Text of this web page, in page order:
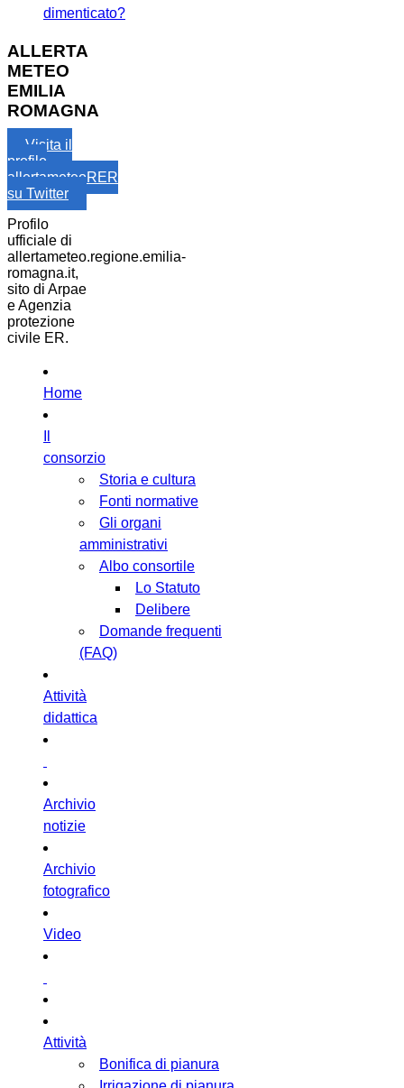
dimenticato?
ALLERTA
METEO
EMILIA
ROMAGNA
Visita il
profilo
allertameteoRER
su Twitter
Profilo
ufficiale di
allertameteo.regione.emilia-
romagna.it,
sito di Arpae
e Agenzia
protezione
civile ER.
Home
consorzio
Storia e cultura
Fonti normative
Gli organi
amministrativi
Albo consortile
Lo Statuto
Delibere
Domande frequenti
(FAQ)
Attività
didattica
Archivio
notizie
Archivio
fotografico
Video
Attività
Bonifica di pianura